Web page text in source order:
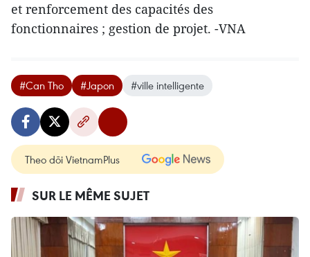
et renforcement des capacités des
fonctionnaires ; gestion de projet. -VNA
#Can Tho #Japon #ville intelligente
Theo dõi VietnamPlus
SUR LE MÊME SUJET